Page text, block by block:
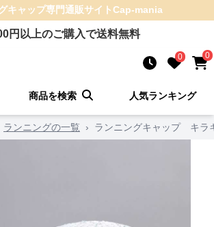
キャップ専門通販サイトCap-mania
円以上のご購入で送料無料
0 0
商品を検索 人気ランキング
ランニングの一覧 › ランニングキャップ キラ